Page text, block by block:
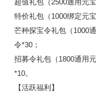
超值礼包（2500通用元
特价礼包（1000绑定元
芒种探宝令礼包（1000
令*30；
招募令礼包（1800通用
*10。
【活跃福利】